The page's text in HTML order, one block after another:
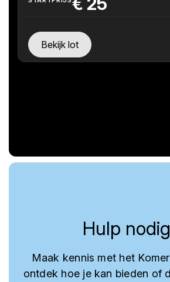
Bekijk lot
Hulp
Maak kennis met het
ontdek hoe je kan bieden of